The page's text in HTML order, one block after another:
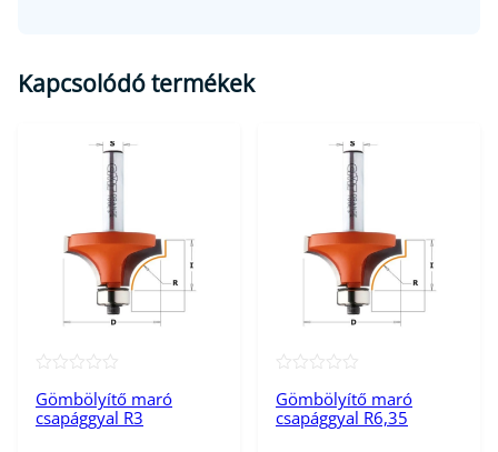
Kapcsolódó termékek
Gömbölyítő maró
csapággyal R3
Gömbölyítő maró
csapággyal R6,35